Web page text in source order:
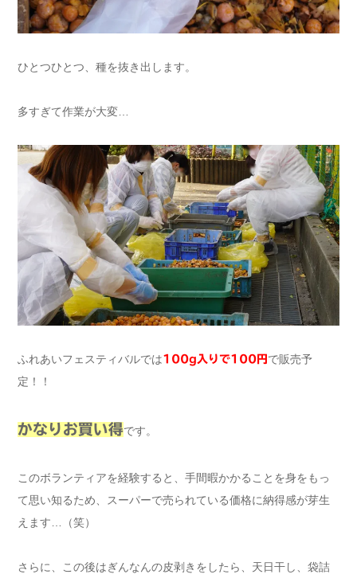
ひとつひとつ、種を抜き出します。
多すぎて作業が大変…
ふれあいフェスティバルでは100g入りで100円 で販売予
定！！
かなりお買い得です。
このボランティアを経験すると、手間暇かかることを身をもっ
て思い知るため、スーパーで売られている価格に納得感が芽生
えます…（笑）
さらに、この後はぎんなんの皮剥きをしたら、天日干し、袋詰